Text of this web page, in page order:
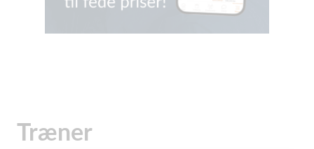
Træner